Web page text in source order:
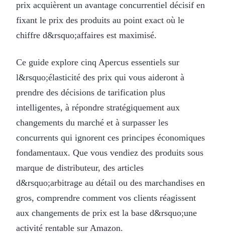
prix acquièrent un avantage concurrentiel décisif en
fixant le prix des produits au point exact où le
chiffre d&rsquo;affaires est maximisé.
Ce guide explore cinq Apercus essentiels sur
l&rsquo;élasticité des prix qui vous aideront à
prendre des décisions de tarification plus
intelligentes, à répondre stratégiquement aux
changements du marché et à surpasser les
concurrents qui ignorent ces principes économiques
fondamentaux. Que vous vendiez des produits sous
marque de distributeur, des articles
d&rsquo;arbitrage au détail ou des marchandises en
gros, comprendre comment vos clients réagissent
aux changements de prix est la base d&rsquo;une
activité rentable sur Amazon.